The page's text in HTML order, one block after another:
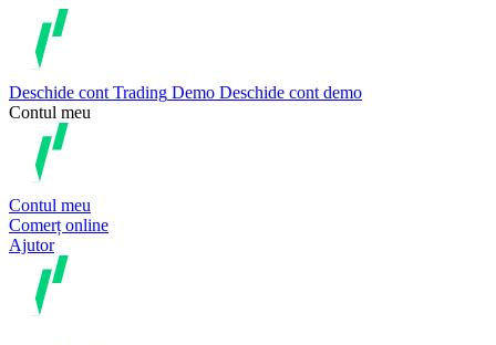
Deschide cont Trading Demo Deschide cont demo
Contul meu
Contul meu
Comerț online
Ajutor